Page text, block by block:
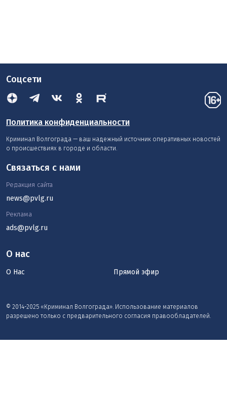
Соцсети
Политика конфиденциальности
Криминал Волгограда — ваш надежный источник оперативных новостей
о происшествиях в городе и области.
О нас
О Нас Прямой эфир
© 2014-2025 «Криминал Волгограда». Использование материалов
разрешено только с предварительного согласия правообладателей.
Связаться с нами
Редакция сайта
news@pvlg.ru
Реклама
ads@pvlg.ru